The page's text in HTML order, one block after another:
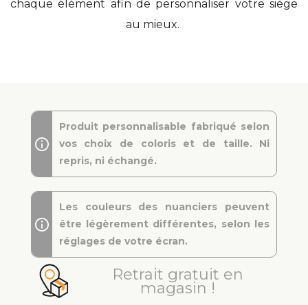
chaque élément afin de personnaliser votre siège
au mieux.
Produit personnalisable fabriqué selon
vos choix de coloris et de taille. Ni
repris, ni échangé.
Les couleurs des nuanciers peuvent
être légèrement différentes, selon les
réglages de votre écran.
Retrait gratuit en
magasin !